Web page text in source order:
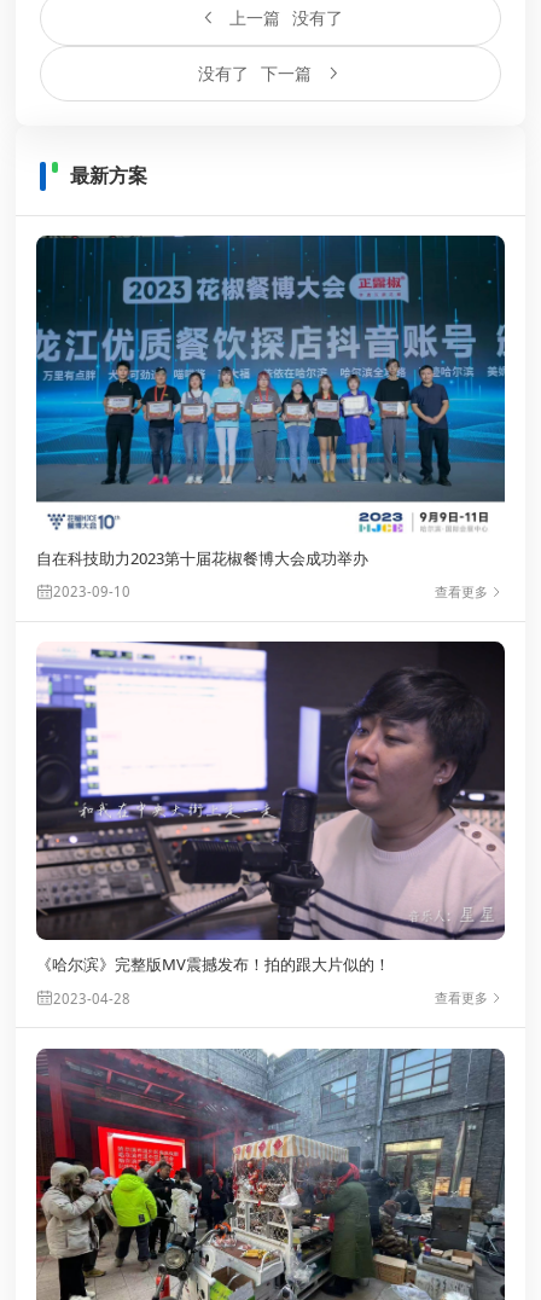
上一篇 没有了
没有了 下一篇
最新方案
自在科技助力2023第十届花椒餐博大会成功举办
2023-09-10 查看更多
《哈尔滨》完整版MV震撼发布！拍的跟大片似的！
2023-04-28 查看更多
*
提交